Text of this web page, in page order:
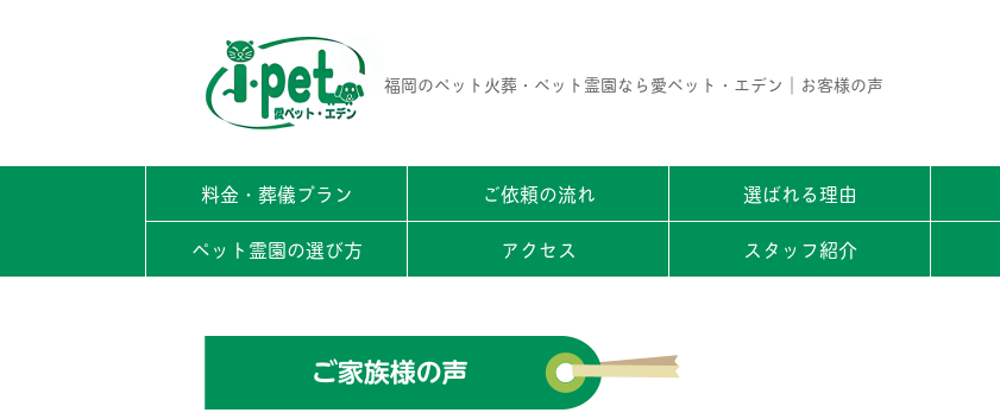
福岡のペット火葬・ペット霊園なら愛ペット・エデン｜お客様の声
料金・葬儀プラン ご依頼の流れ 選ばれる理由
ペット霊園の選び方
アクセス スタッフ紹介